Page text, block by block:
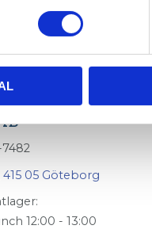
415 05 Göteborg
12:00 - 13:00